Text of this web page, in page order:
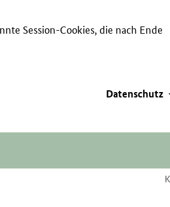
Session-Cookies, die nach Ende
Datenschutz